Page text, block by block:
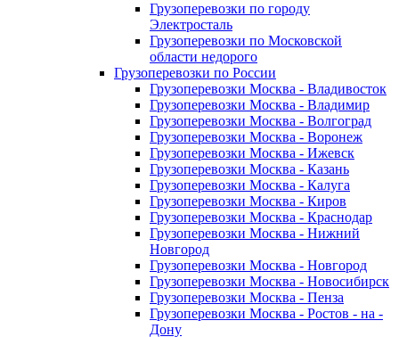
Грузоперевозки по городу
Электросталь
Грузоперевозки по Московской
области недорого
Грузоперевозки по России
Грузоперевозки Москва - Владивосток
Грузоперевозки Москва - Владимир
Грузоперевозки Москва - Волгоград
Грузоперевозки Москва - Воронеж
Грузоперевозки Москва - Ижевск
Грузоперевозки Москва - Казань
Грузоперевозки Москва - Калуга
Грузоперевозки Москва - Киров
Грузоперевозки Москва - Краснодар
Грузоперевозки Москва - Нижний
Новгород
Грузоперевозки Москва - Новгород
Грузоперевозки Москва - Новосибирск
Грузоперевозки Москва - Пенза
Грузоперевозки Москва - Ростов - на -
Дону